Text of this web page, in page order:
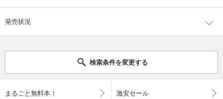
発売状況
検索条件を変更する
まるごと無料本！ 激安セール